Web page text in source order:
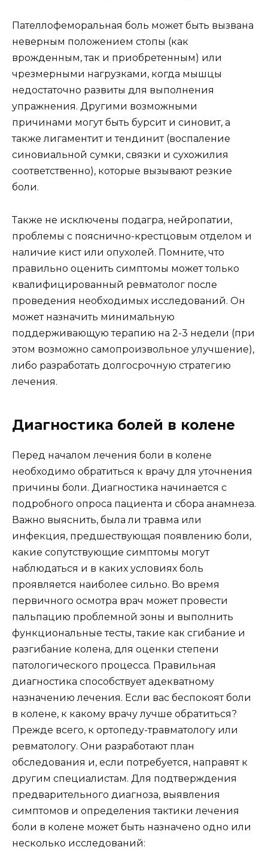
Пателлофеморальная боль может быть вызвана
неверным положением стопы (как
врожденным, так и приобретенным) или
чрезмерными нагрузками, когда мышцы
недостаточно развиты для выполнения
упражнения. Другими возможными
причинами могут быть бурсит и синовит, а
также лигаментит и тендинит (воспаление
синовиальной сумки, связки и сухожилия
соответственно), которые вызывают резкие
боли.
Также не исключены подагра, нейропатии,
проблемы с пояснично-крестцовым отделом и
наличие кист или опухолей. Помните, что
правильно оценить симптомы может только
квалифицированный ревматолог после
проведения необходимых исследований. Он
может назначить минимальную
поддерживающую терапию на 2-3 недели (при
этом возможно самопроизвольное улучшение),
либо разработать долгосрочную стратегию
лечения.
Диагностика болей в колене
Перед началом лечения боли в колене
необходимо обратиться к врачу для уточнения
причины боли. Диагностика начинается с
подробного опроса пациента и сбора анамнеза.
Важно выяснить, была ли травма или
инфекция, предшествующая появлению боли,
какие сопутствующие симптомы могут
наблюдаться и в каких условиях боль
проявляется наиболее сильно. Во время
первичного осмотра врач может провести
пальпацию проблемной зоны и выполнить
функциональные тесты, такие как сгибание и
разгибание колена, для оценки степени
патологического процесса. Правильная
диагностика способствует адекватному
назначению лечения. Если вас беспокоят боли
в колене, к какому врачу лучше обратиться?
Прежде всего, к ортопеду-травматологу или
ревматологу. Они разработают план
обследования и, если потребуется, направят к
другим специалистам. Для подтверждения
предварительного диагноза, выявления
симптомов и определения тактики лечения
боли в колене может быть назначено одно или
несколько исследований: